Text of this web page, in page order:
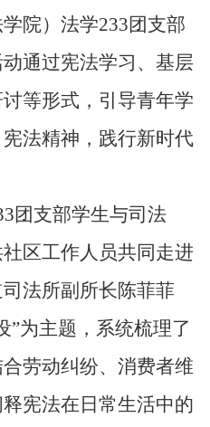
院）法学233团支部
通过宪法学习、基层
等形式，引导青年学
法精神，践行新时代
团支部学生与司法
区工作人员共同走进
法所副所长陈菲菲
”为主题，系统梳理了
劳动纠纷、消费者维
宪法在日常生活中的